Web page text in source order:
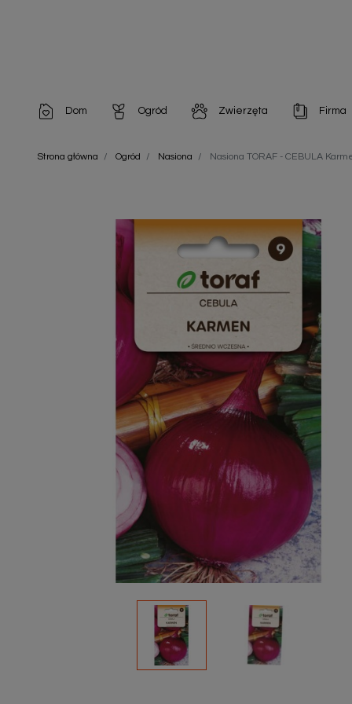
Dom
Artykuły dekoracyjne
Artykuły higieniczne
Zobacz wszystkie
Ogród
Chemia do architektury ogrodowej
Odstraszacze owadów
Odstraszacze zwierząt
Nawozy i preparaty
Nasiona
Pozostałe
Środki ochrony roślin
Środki ochrony roślin dla profesjonalistów
Zobacz wszystkie
Zwierzęta
Szampony i odżywki
Chusteczki nawilżane
Zobacz wszystkie
Firma
Artykuły
Zobacz
Strona główna Ogród Nasiona Nasiona TORAF - CEBULA